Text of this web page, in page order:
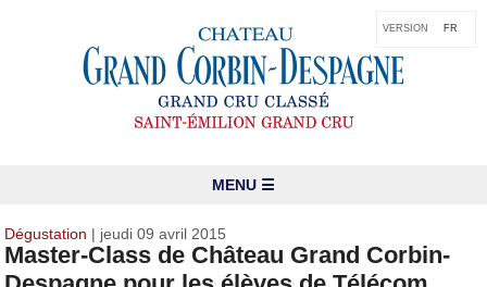
VERSION FR
MENU ☰
Dégustation | jeudi 09 avril 2015
Master-Class de Château Grand Corbin-